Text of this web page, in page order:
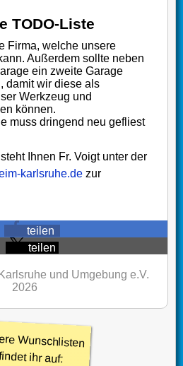
TODO-Liste
Firma, welche unsere
Außerdem sollte neben
ein zweite Garage
damit wir diese als
Werkzeug und
können.
muss dringend neu gefliest
Ihnen Fr. Voigt unter der
karlsruhe.de zur
teilen
teilen
und Umgebung e.V.
2026
Wunschlisten
ihr auf: